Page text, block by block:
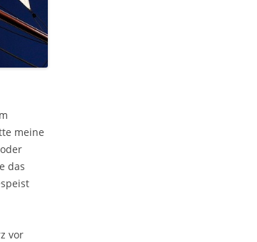
meine
das
vor